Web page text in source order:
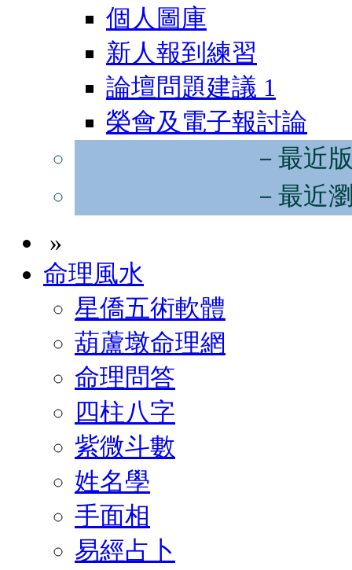
個人圖庫
新人報到練習
論壇問題建議 1
榮會及電子報討論
－最近
－最近
»
命理風水
星僑五術軟體
葫蘆墩命理網
命理問答
四柱八字
紫微斗數
姓名學
手面相
易經占卜